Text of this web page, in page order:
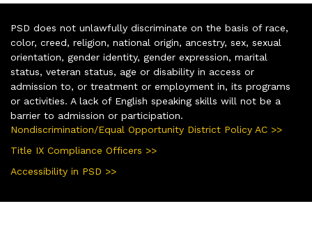
PSD does not unlawfully discriminate on the basis of race,
color, creed, religion, national origin, ancestry, sex, sexual
orientation, gender identity, gender expression, marital
status, veteran status, age or disability in access or
admission to, or treatment or employment in, its programs
or activities. A lack of English speaking skills will not be a
barrier to admission or participation.
Nondiscrimination/Equal Opportunity District Policy AC >>
Title IX Compliance Officers >>
Accessibility in PSD >>